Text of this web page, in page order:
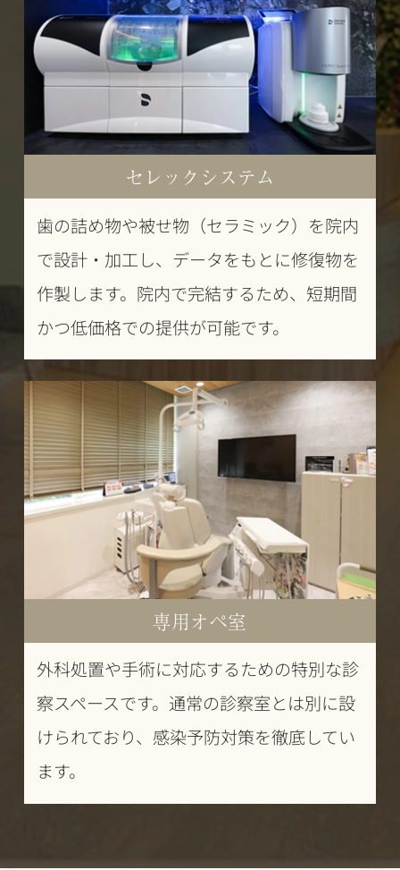
セレックシステム
歯の詰め物や被せ物（セラミック）を院内
で設計・加工し、データをもとに修復物を
作製します。院内で完結するため、短期間
かつ低価格での提供が可能です。
専用オペ室
外科処置や手術に対応するための特別な診
察スペースです。通常の診察室とは別に設
けられており、感染予防対策を徹底してい
ます。